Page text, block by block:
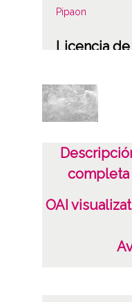
Pipaon
Licencia
completa
OAI